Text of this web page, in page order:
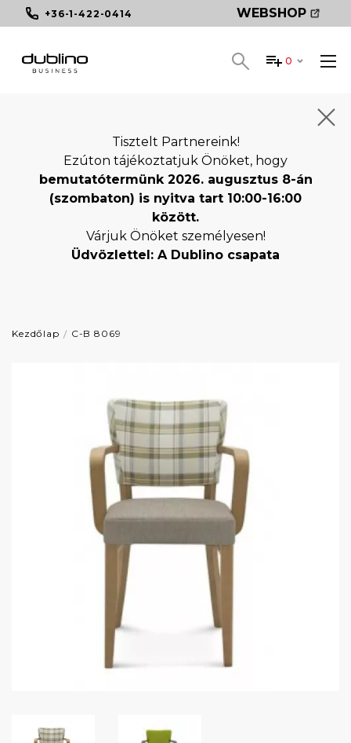
+36-1-422-0414 WEBSHOP
0
Tisztelt Partnereink!
Ezúton tájékoztatjuk Önöket, hogy
bemutatótermünk 2026. augusztus 8-án
(szombaton) is nyitva tart 10:00-16:00
között.
Várjuk Önöket személyesen!
Üdvözlettel: A Dublino csapata
Kezdőlap C-B 8069